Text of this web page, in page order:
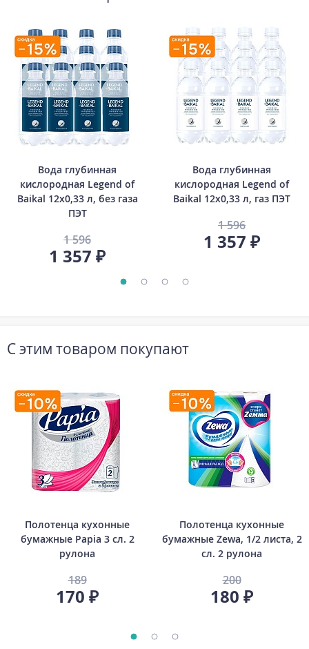
Вода глубинная
кислородная Legend of
Baikal 12х0,33 л, без газа
ПЭТ
1 596
1 357 ₽
Вода глубинная
кислородная Legend of
Baikal 12х0,33 л, газ ПЭТ
1 596
1 357 ₽
С этим товаром покупают
Полотенца кухонные
бумажные Papia 3 сл. 2
рулона
189
170 ₽
Полотенца кухонные
бумажные Zewa, 1/2 листа, 2
сл. 2 рулона
200
180 ₽